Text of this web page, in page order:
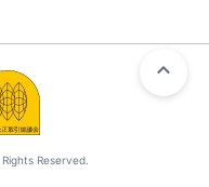
Reserved.